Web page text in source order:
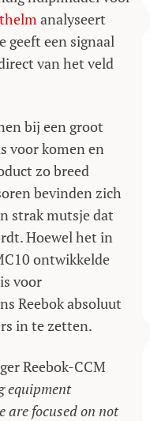
analyseert
geeft een signaal
van het veld
bij een groot
voor komen en
zo breed
bevinden zich
strak mutsje dat
Hoewel het in
ontwikkelde
voor
Reebok absoluut
in te zetten.
Reebok-CCM
equipment
are focused on not